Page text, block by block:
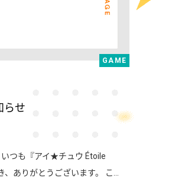
GAME
らせ
つも『アイ★チュウ Étoile
ありがとうございます。 こ...